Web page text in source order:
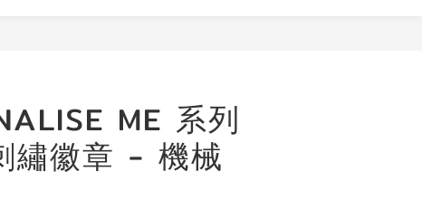
ME 系列
繡徽章 - 機械